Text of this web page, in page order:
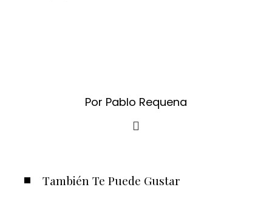
Por Pablo Requena
También Te Puede Gustar